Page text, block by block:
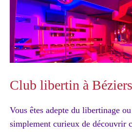
Club libertin à
Vous êtes adepte du libertinage
simplement curieux de découvrir